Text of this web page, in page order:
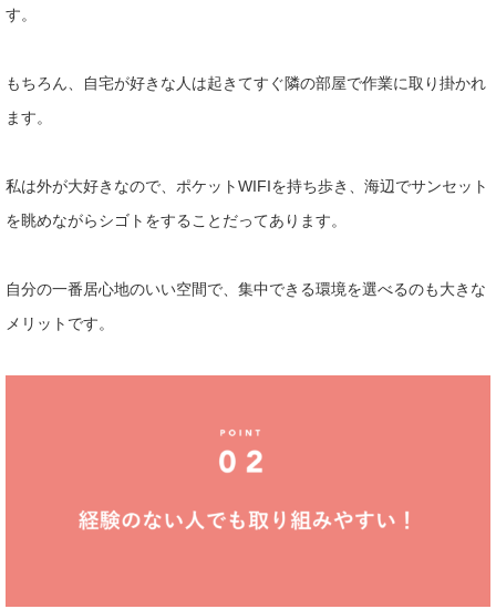
す。
もちろん、自宅が好きな人は起きてすぐ隣の部屋で作業に取り掛かれ
ます。
私は外が大好きなので、ポケットWIFIを持ち歩き、海辺でサンセット
を眺めながらシゴトをすることだってあります。
自分の一番居心地のいい空間で、集中できる環境を選べるのも大き な
メリットです。